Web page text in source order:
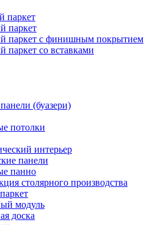
паркет
паркет
паркет с финишным покрытием
паркет со вставками
(буазери)
потолки
интерьер
панели
панно
столярного производства
модуль
доска